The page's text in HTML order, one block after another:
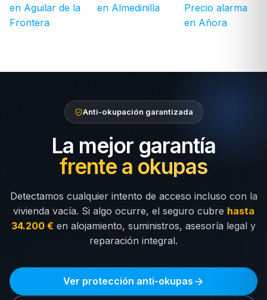
en Aguilar de la
Frontera
en Almedinilla
Precio alarma
en Añora
Anti-okupación garantizada
La mejor garantía
frente a okupas
Detectamos cualquier intento de acceso incluso con la
vivienda vacía. Si algo ocurre, el seguro cubre hasta
34.200 € en alojamiento, suministros, asesoría legal y
reparación integral.
Ver protección anti-okupas